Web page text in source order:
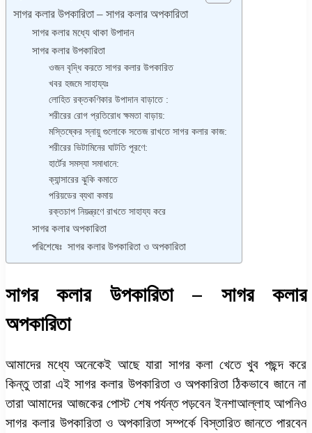
সাগর কলার উপকারিতা – সাগর কলার অপকারিতা
সাগর কলার মধ্যে থাকা উপাদান
সাগর কলার উপকারিতা
ওজন বৃদ্ধি করতে সাগর কলার উপকারিত
খবর হজমে সাহায্যঃ
লোহিত রক্তকণিকার উপাদান বাড়াতে :
শরীরের রোগ প্রতিরোধ ক্ষমতা বাড়ায়:
মস্তিষ্কের স্নায়ু গুলোকে সতেজ রাখতে সাগর কলার কাজ:
শরীরের ভিটামিনের ঘাটতি পূরণে:
হার্টের সমস্যা সমাধানে:
ক্যান্সারের ঝুকি কমাতে
পরিয়ডের ব্যথা কমায়
রক্তচাপ নিয়ন্ত্রণে রাখতে সাহায্য করে
সাগর কলার অপকারিতা
পরিশেষেঃ সাগর কলার উপকারিতা ও অপকারিতা
সাগর কলার উপকারিতা – সাগর কলার
অপকারিতা
আমাদের মধ্যে অনেকেই আছে যারা সাগর কলা খেতে খুব পছন্দ করে
কিন্তু তারা এই সাগর কলার উপকারিতা ও অপকারিতা ঠিকভাবে জানে না
তারা আমাদের আজকের পোস্ট শেষ পর্যন্ত পড়বেন ইনশাআল্লাহ আপনিও
সাগর কলার উপকারিতা ও অপকারিতা সম্পর্কে বিস্তারিত জানতে পারবেন